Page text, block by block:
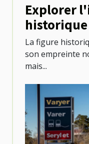
Explorer
historique
La figure
son empreinte
mais...